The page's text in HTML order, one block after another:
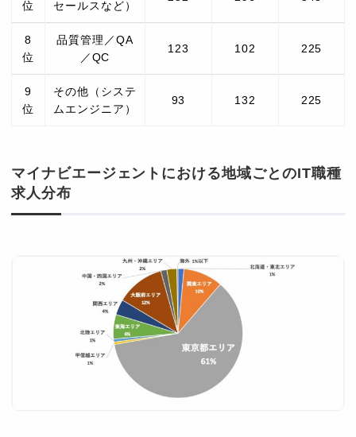
位
セールスなど）
8
位
品質管理／QA
／QC
123 102 225
9
位
その他（システ
ムエンジニア）
93 132 225
マイナビエージェントにおける地域ごとのIT職種
求人分布